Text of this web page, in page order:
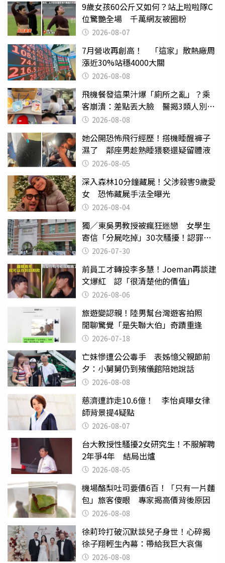
9歲女孩60公斤又如何？站上啦啦隊C
位驚艷全場 千萬網友被圈粉
2026-08-07
7月營收再創高！ 「這家」散熱廠周
漲近30%站穩4000大關
2026-08-08
飛機餐發這果汁爆「廁所之亂」？乘
客崩潰：差點丟大臉 醫揭3類人別亂
喝 2026-08-08
她公開恐怖飛行經歷！搭機睡醒褲子
濕了 鄰座男趁熟睡猥褻還疑留體液
2026-08-05
深入森林10分鐘藏屍！父涉殺害9歲愛
女 恐怖藏屍手法全曝光
2026-08-04
獨／東吳男教授被瘋狂迷戀 女學生
寄信「分屍吃掉」30次騷擾！認罪免
關 2026-07-30
前員工才轉投李多慧！Joeman再談建
文爆紅 認「很清楚他的價值」
2026-08-06
旅遊變認親！陸男幫台灣遊客拍照
閒聊驚覺「是失聯大伯」奇蹟重逢
2026-07-18
亡妹慘遭公公毒手 表姊憶父親節前
夕：小舅舅仍到殯儀館陪她說話
2026-08-08
慈濟遭詐走10.6億！ 李怡貞曝女律
師背景提4疑點
2026-08-07
台大教授性騷擾2女研究生！不服解聘
2年爭4年 結局出爐
2026-08-05
機場酪梨吐司要價6百！「只有一片麵
包」旅客傻眼 專家揭高價背後原因
2026-08-08
徐莉玲打破沉默談兒子身世！心碎揭
徐子翔輕生內幕：帶給我巨大哀傷
2026-08-08